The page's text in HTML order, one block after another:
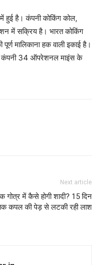
हुई है। कंपनी कोकिंग कोल,
में सक्रिय है। भारत कोकिंग
मालिकाना हक वाली इकाई है।
कंपनी 34 ऑपरेशनल माइंस के
Next article
गोत्र में कैसे होगी शादी? 15 दिन
कपल की पेड़ से लटकी रही लाश